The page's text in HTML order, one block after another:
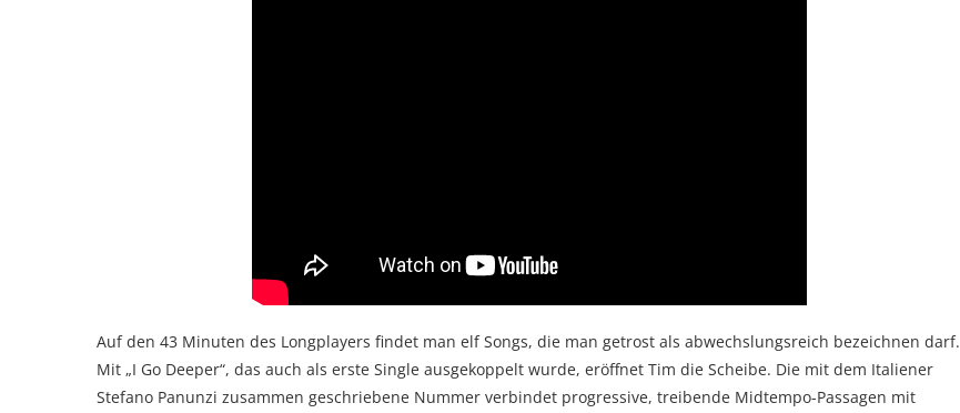
Auf den 43 Minuten des Longplayers findet man elf Songs, die man getrost als abwechslungsreich bezeichnen darf.
Mit „I Go Deeper“, das auch als erste Single ausgekoppelt wurde, eröffnet Tim die Scheibe. Die mit dem Italiener
Stefano Panunzi zusammen geschriebene Nummer verbindet progressive, treibende Midtempo-Passagen mit